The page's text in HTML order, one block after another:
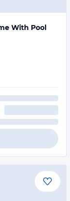
With Pool